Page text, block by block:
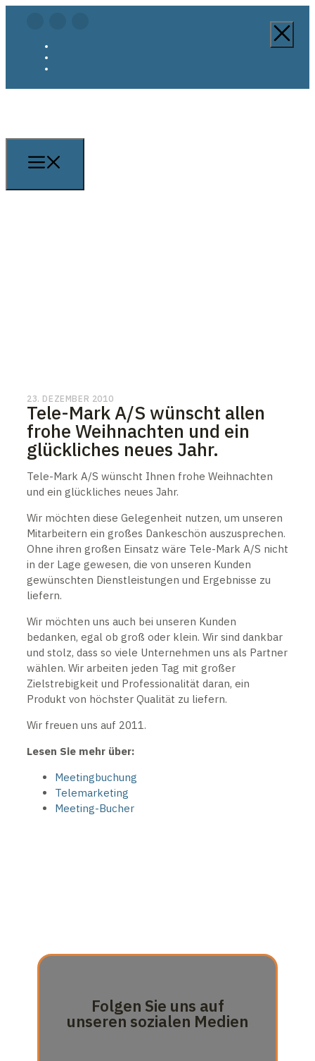
23. DEZEMBER 2010
Tele-Mark A/S wünscht allen
frohe Weihnachten und ein
glückliches neues Jahr.
Tele-Mark A/S wünscht Ihnen frohe Weihnachten
und ein glückliches neues Jahr.
Wir möchten diese Gelegenheit nutzen, um unseren
Mitarbeitern ein großes Dankeschön auszusprechen.
Ohne ihren großen Einsatz wäre Tele-Mark A/S nicht
in der Lage gewesen, die von unseren Kunden
gewünschten Dienstleistungen und Ergebnisse zu
liefern.
Wir möchten uns auch bei unseren Kunden
bedanken, egal ob groß oder klein. Wir sind dankbar
und stolz, dass so viele Unternehmen uns als Partner
wählen. Wir arbeiten jeden Tag mit großer
Zielstrebigkeit und Professionalität daran, ein
Produkt von höchster Qualität zu liefern.
Wir freuen uns auf 2011.
Lesen Sie mehr über:
Meetingbuchung
Telemarketing
Meeting-Bucher
Folgen Sie uns auf
unseren sozialen Medien